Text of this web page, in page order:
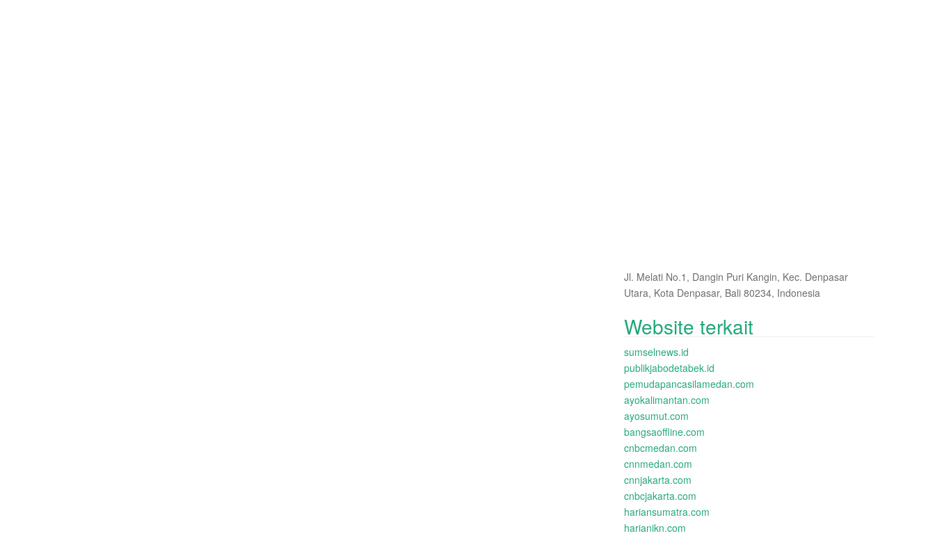
Jl. Melati No.1, Dangin Puri Kangin, Kec. Denpasar
Utara, Kota Denpasar, Bali 80234, Indonesia
Website terkait
sumselnews.id
publikjabodetabek.id
pemudapancasilamedan.com
ayokalimantan.com
ayosumut.com
bangsaoffline.com
cnbcmedan.com
cnnmedan.com
cnnjakarta.com
cnbcjakarta.com
hariansumatra.com
harianikn.com